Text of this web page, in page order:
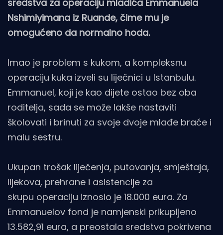
sredstva za operaciju mladića Emmanuela
Nshimiyimana iz Ruande, čime mu je
omogućeno da normalno hoda.
Imao je problem s kukom, a kompleksnu
operaciju kuka izveli su liječnici u Istanbulu.
Emmanuel, koji je kao dijete ostao bez oba
roditelja, sada se može lakše nastaviti
školovati i brinuti za svoje dvoje mlađe braće i
malu sestru.
Ukupan trošak liječenja, putovanja, smještaja,
lijekova, prehrane i asistencije za
skupu operaciju iznosio je 18.000 eura. Za
Emmanuelov fond je namjenski prikupljeno
13.582,91 eura, a preostala sredstva pokrivena